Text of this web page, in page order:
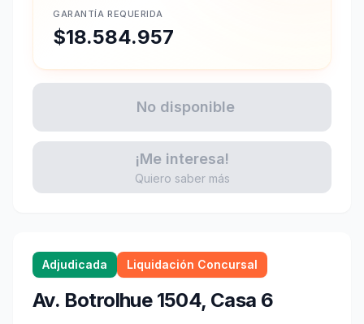
Adjudicada Liquidación Concursal
Av. Botrolhue 1504, Casa 6
GARANTÍA REQUERIDA
$18.584.957
No disponible
¡Me interesa!
Quiero saber más